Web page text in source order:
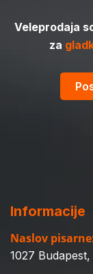
Veleprodaja
za
Informacije
Naslov
1027